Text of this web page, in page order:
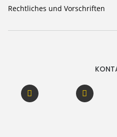
Rechtliches und Vorschriften